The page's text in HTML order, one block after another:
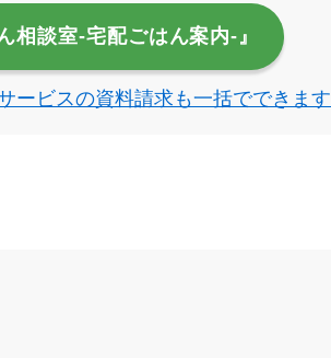
相談室‐宅配ごはん案内‐』
ービスの資料請求も一括でできます